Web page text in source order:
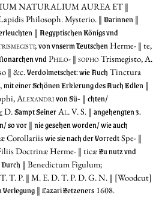
NATURALIUM AUREA ET‖
Philosoph. Mysterio. ‖ Darinnen‖
‖ Aegyptischen Königs vnd
von vnserm TeutschenHerme- ‖ te,
vnd Philo- ‖ sophoTrismegisto,A.
‖ &c.Verdolmetschet: wie Auch Tinctura
mit einer Schönen Erklerung des Auch Edlen‖
Alexandrivon Sü-‖ chten/
D.Sampt SeinerAl. V. S.‖ angehengten 3.
so vor‖ nie gesehen worden/ wie auch
Corollariiswie sie nach der VorredtSpe- ‖
Doctrinæ Herme- ‖ ticæZu nutz vnd
Durch ‖ Benedictum Figulum;
T. P. ‖ M. E. D. T. P. D. G. N. ‖ [Woodcut]
‖ Lazari Zetzeners1608.